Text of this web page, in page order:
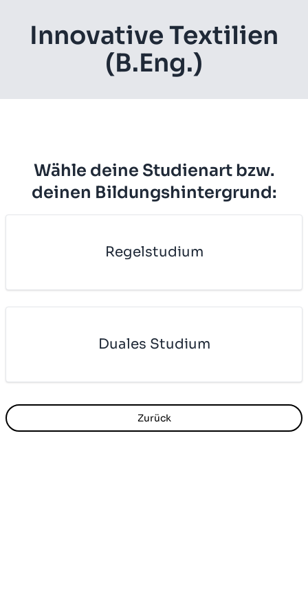
In­no­va­ti­ve Tex­ti­li­en
(B.Eng.)
Wähle deine Studienart bzw.
deinen Bildungshintergrund:
Re­gel­stu­di­um
Du­a­les Stu­di­um
Zurück